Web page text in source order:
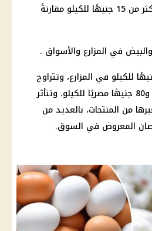
انخفضت أسعار الدواجن بأكثر من 15 جنيهًا للكيلو مقارنةً
في المزارع والأسواق .
أسعار الدواجن 65 جنيهًا للكيلو في المزارع، وتتراوح
أسعار السوق الآن بين 75 و80 جنيهًا مصريًا للكيلو. وتتأثر
من المنتجات، بالعديد من
المعروض في السوق.